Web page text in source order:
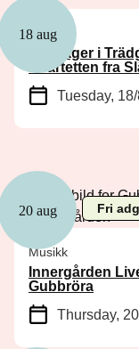
18 aug
Musikk
Tirsdager i
Kvartetten fra
Tuesday,
20 aug Fri
Musikk
Innergården
Gubbröra
Thursday,